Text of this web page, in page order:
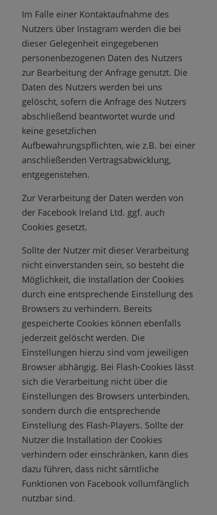
Im Falle einer Kontaktaufnahme des
Nutzers über Instagram werden die bei
dieser Gelegenheit eingegebenen
personenbezogenen Daten des Nutzers
zur Bearbeitung der Anfrage genutzt. Die
Daten des Nutzers werden bei uns
gelöscht, sofern die Anfrage des Nutzers
abschließend beantwortet wurde und
keine gesetzlichen
Aufbewahrungspflichten, wie z.B. bei einer
anschließenden Vertragsabwicklung,
entgegenstehen.
Zur Verarbeitung der Daten werden von
der Facebook Ireland Ltd. ggf. auch
Cookies gesetzt.
Sollte der Nutzer mit dieser Verarbeitung
nicht einverstanden sein, so besteht die
Möglichkeit, die Installation der Cookies
durch eine entsprechende Einstellung des
Browsers zu verhindern. Bereits
gespeicherte Cookies können ebenfalls
jederzeit gelöscht werden. Die
Einstellungen hierzu sind vom jeweiligen
Browser abhängig. Bei Flash-Cookies lässt
sich die Verarbeitung nicht über die
Einstellungen des Browsers unterbinden,
sondern durch die entsprechende
Einstellung des Flash-Players. Sollte der
Nutzer die Installation der Cookies
verhindern oder einschränken, kann dies
dazu führen, dass nicht sämtliche
Funktionen von Facebook vollumfänglich
nutzbar sind.